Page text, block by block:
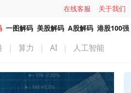
在线客服 关于我们
一图解码 美股解码 A股解码 港股100强
| 算力 | AI | 人工智能